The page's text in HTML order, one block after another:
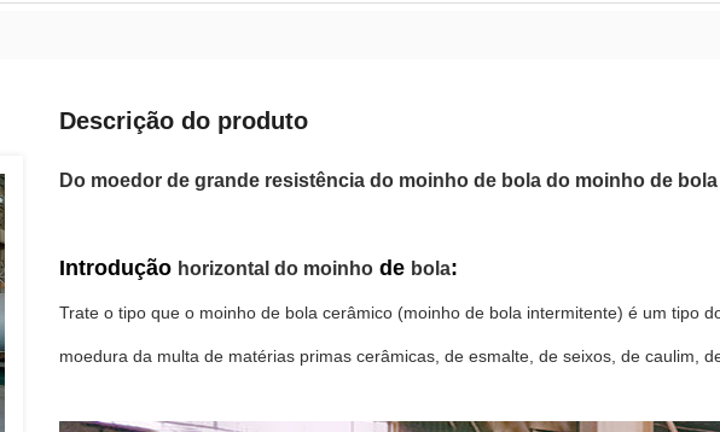
Descrição do produto
Do moedor de grande resistência do moinho de bola do moinho de
Introdução horizontal do moinho de bola:
Trate o tipo que o moinho de bola cerâmico (moinho de bola intermitente) é um tipo
moedura da multa de matérias primas cerâmicas, de esmalte, de seixos, de caulim,